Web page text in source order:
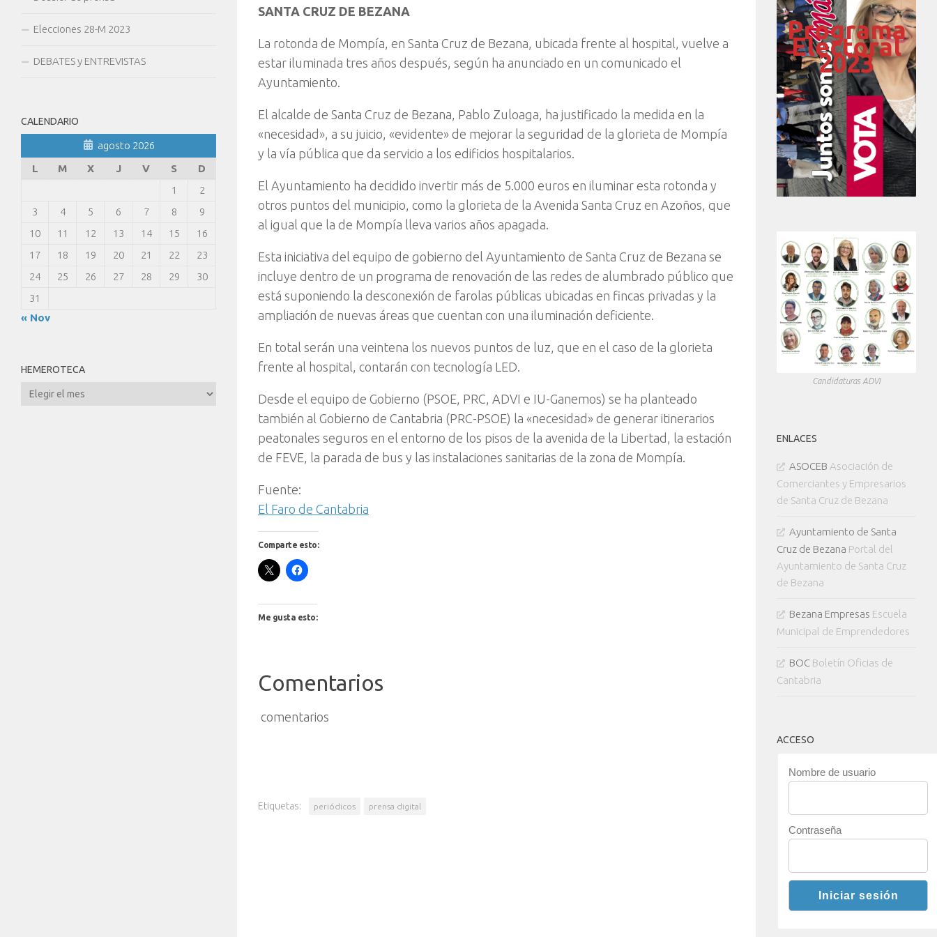
SANTA CRUZ DE BEZANA
La rotonda de Mompía, en Santa Cruz de Bezana, ubicada frente al hospital, vuelve a
estar iluminada tres años después, según ha anunciado en un comunicado el
Ayuntamiento.
El alcalde de Santa Cruz de Bezana, Pablo Zuloaga, ha justificado la medida en la
«necesidad», a su juicio, «evidente» de mejorar la seguridad de la glorieta de Mompía
y la vía pública que da servicio a los edificios hospitalarios.
El Ayuntamiento ha decidido invertir más de 5.000 euros en iluminar esta rotonda y
otros puntos del municipio, como la glorieta de la Avenida Santa Cruz en Azoños, que
al igual que la de Mompía lleva varios años apagada.
Esta iniciativa del equipo de gobierno del Ayuntamiento de Santa Cruz de Bezana se
incluye dentro de un programa de renovación de las redes de alumbrado público que
está suponiendo la desconexión de farolas públicas ubicadas en fincas privadas y la
ampliación de nuevas áreas que cuentan con una iluminación deficiente.
En total serán una veintena los nuevos puntos de luz, que en el caso de la glorieta
frente al hospital, contarán con tecnología LED.
Desde el equipo de Gobierno (PSOE, PRC, ADVI e IU-Ganemos) se ha planteado
también al Gobierno de Cantabria (PRC-PSOE) la «necesidad» de generar itinerarios
peatonales seguros en el entorno de los pisos de la avenida de la Libertad, la estación
de FEVE, la parada de bus y las instalaciones sanitarias de la zona de Mompía.
Fuente:
El Faro de Cantabria
Comparte esto:
Me gusta esto:
Comentarios
comentarios
Etiquetas: periódicos prensa digital
Elecciones 28-M 2023
DEBATES y ENTREVISTAS
CALENDARIO
agosto 2026
L
M X J V S
D
1
2
3
4 5 6 7 8
9
10
11 12 13 14 15
16
17
18 19 20 21 22
23
24
25 26 27 28 29
30
31
« Nov
HEMEROTECA
Hemeroteca
Programa
Electoral
2023
Candidaturas ADVI
ENLACES
ASOCEB Asociación de
Comerciantes y Empresarios
de Santa Cruz de Bezana
Ayuntamiento de Santa
Cruz de Bezana Portal del
Ayuntamiento de Santa Cruz
de Bezana
Bezana Empresas Escuela
Municipal de Emprendedores
BOC Boletín Oficias de
Cantabria
ACCESO
Nombre de usuario
Contraseña